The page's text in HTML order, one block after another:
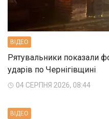
ВIДЕО
Рятувальники показали
ударів по Чернігівщині
04 СЕРПНЯ 2026, 08:44
ВIДЕО